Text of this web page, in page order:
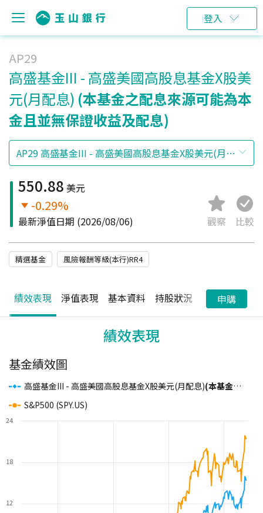
登入
AP29
高盛基金III - 高盛美國高股息基金X股美
元(月配息) (本基金之配息來源可能為本
金且並無保證收益及配息)
550.88 美元
-0.29%
最新淨值日期 (2026/08/06) 觀察 比較
精選基金 風險報酬等級(本行)RR4
績效表現 淨值表現 基本資料 持股狀況 配息狀況
申購
績效表現
基金績效圖
高盛基金III - 高盛美國高股息基金X股美元(月配息)(本基金之配息來源可能為本金且並無保證收益及配息)
S&P500 (SPY.US)
12
18
24